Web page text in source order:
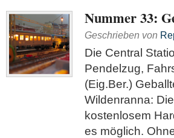
Nummer 33:
Geschrieben von
Die Central
Pendelzug,
(Eig.Ber.)
Wildenranna:
kostenlosem
es möglich.